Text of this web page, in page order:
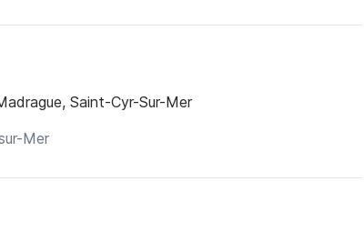
Saint-Cyr-Sur-Mer